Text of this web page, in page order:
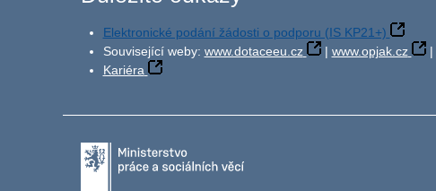
Elektronické podání žádosti o podporu (IS KP21+)
Související weby: www.dotaceeu.cz | www.opjak.cz |
Kariéra